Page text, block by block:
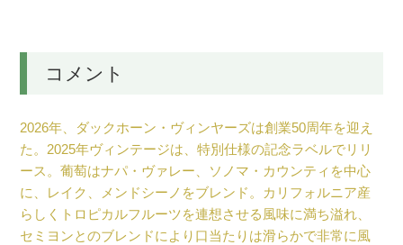
コメント
2026年、ダックホーン・ヴィンヤーズは創業50周年を迎え
た。2025年ヴィンテージは、特別仕様の記念ラベルでリリ
ース。葡萄はナパ・ヴァレー、ソノマ・カウンティを中心
に、レイク、メンドシーノをブレンド。カリフォルニア産
らしくトロピカルフルーツを連想させる風味に満ち溢れ、
セミヨンとのブレンドにより口当たりは滑らかで非常に風